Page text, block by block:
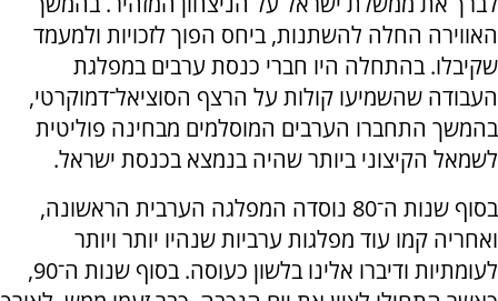
האווירה החלה להשתנות, ביחס הפוך לזכויות ולמעמד
שקיבלו. בהתחלה היו חברי כנסת ערבים במפלגת
העבודה שהשמיעו קולות על הרצף הסוציאל־דמוקרטי,
בהמשך התחברו הערבים המוסלמים מבחינה פוליטית
לשמאל הקיצוני ביותר שהיה בנמצא בכנסת ישראל.
בסוף שנות ה־80 נוסדה המפלגה הערבית הראשונה,
ואחריה קמו עוד מפלגות ערביות שנהיו יותר ויותר
לעומתיות ודיברו אלינו בלשון כעוסה. בסוף שנות ה־90,